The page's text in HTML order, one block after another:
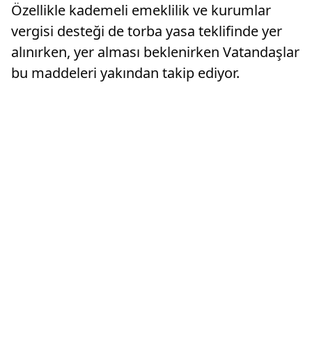
Özellikle kademeli emeklilik ve kurumlar
vergisi desteği de torba yasa teklifinde yer
alınırken, yer alması beklenirken Vatandaşlar
bu maddeleri yakından takip ediyor.